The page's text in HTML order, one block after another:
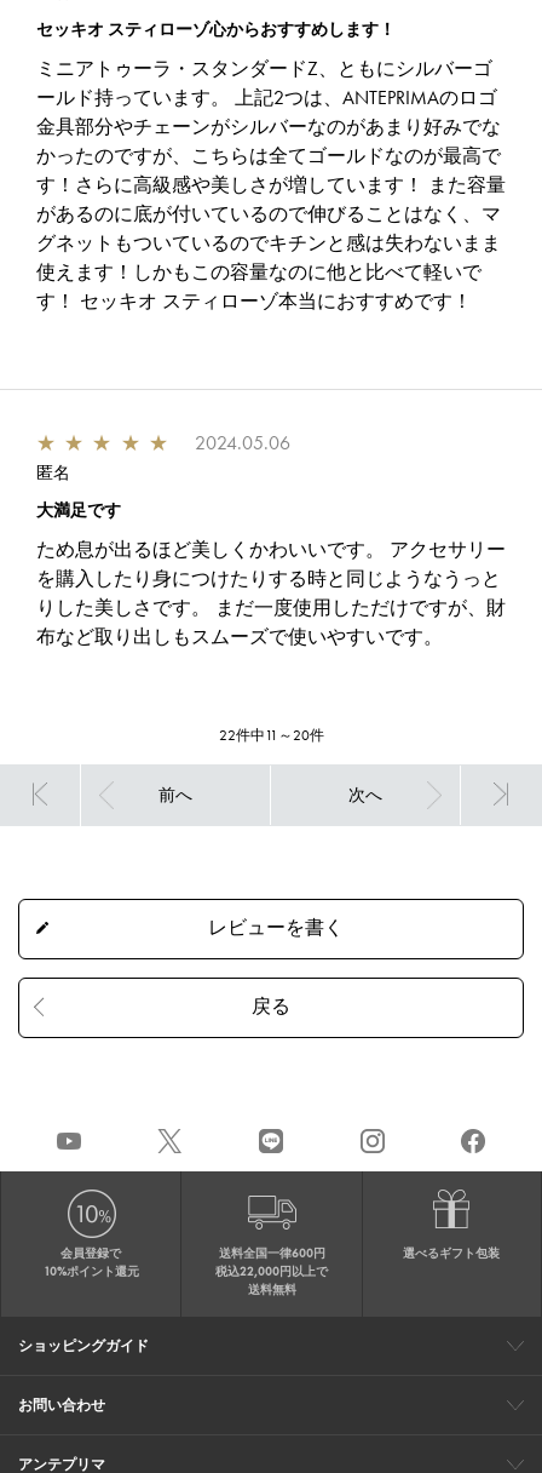
セッキオ スティローゾ心からおすすめします！
ミニアトゥーラ・スタンダードZ、ともにシルバーゴ
ールド持っています。 上記2つは、ANTEPRIMAのロゴ
金具部分やチェーンがシルバーなのがあまり好みでな
かったのですが、こちらは全てゴールドなのが最高で
す！さらに高級感や美しさが増しています！ また容量
があるのに底が付いているので伸びることはなく、マ
グネットもついているのでキチンと感は失わないまま
使えます！しかもこの容量なのに他と比べて軽いで
す！ セッキオ スティローゾ本当におすすめです！
★ ★ ★ ★ ★ 2024.05.06
匿名
大満足です
ため息が出るほど美しくかわいいです。 アクセサリー
を購入したり身につけたりする時と同じようなうっと
りした美しさです。 まだ一度使用しただけですが、財
布など取り出しもスムーズで使いやすいです。
22件中11～20件
前へ 次へ
会員登録で
10%ポイント還元
送料全国一律600円
税込22,000円以上で
送料無料
選べるギフト包装
ショッピングガイド
会員特典
ご購入・配送について
返品について
ギフト包装
FAQ
サイトマップ
お問い合わせ
メールでのお問い合わせ
お修理についてのお問い合わせ
アンテプリマ